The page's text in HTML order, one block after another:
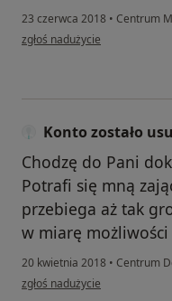
23 czerwca 2018 • Centrum
w opinii użytkownika Asia
zgłoś nadużycie
Konto zostało
Chodzę do Pani
Potrafi się mną
przebiega aż tak
w miarę
20 kwietnia 2018 • Centrum
w opinii użytkownika Konto
zgłoś nadużycie